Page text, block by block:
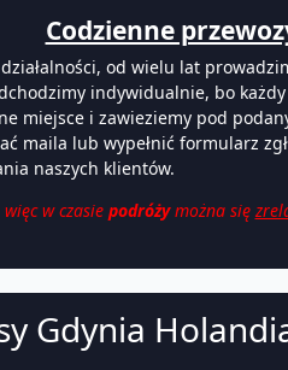
Codzienne
od wielu lat
indywidualnie, bo
miejsce i zawieziemy pod
maila lub wypełnić formularz
naszych klientów.
więc w czasie podróżymożna się
Gdynia